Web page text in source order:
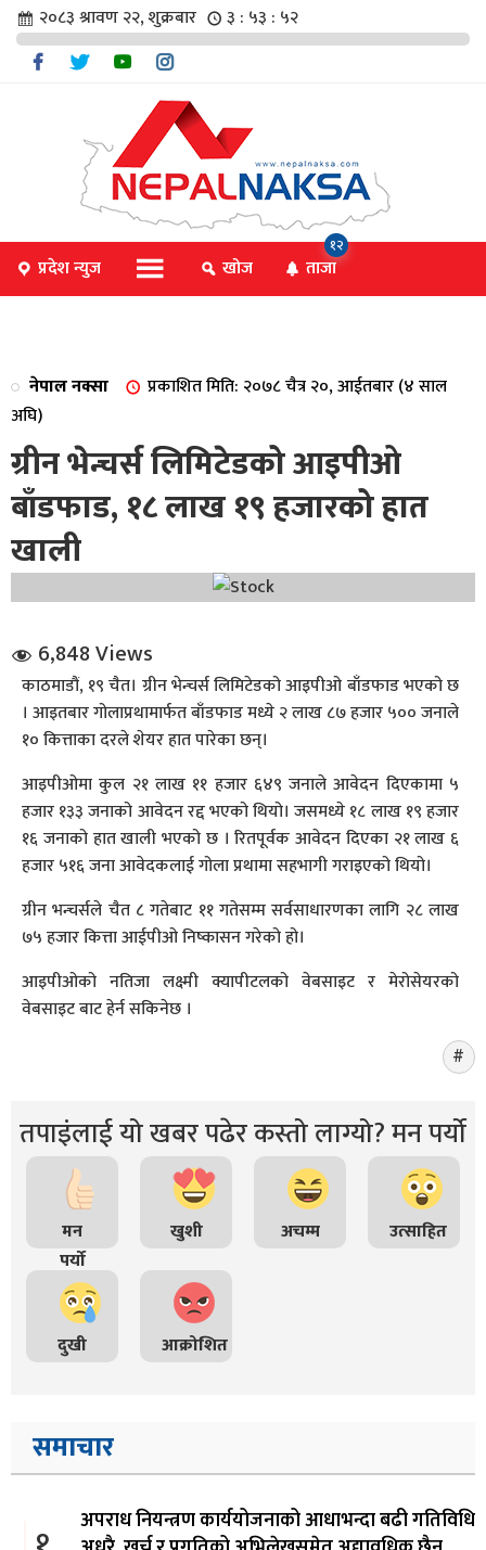
संवाद
२०८३ श्रावण २२, शुक्रबार ३ : ५३ : ५२
प्रदेश न्युज खोज ताजा
१२
नेपाल नक्सा
प्रकाशित मिति: २०७८ चैत्र २०, आईतबार (४ साल
अघि)
ग्रीन भेन्चर्स लिमिटेडको आइपीओ
बाँडफाड, १८ लाख १९ हजारको हात
खाली
6,848 Views
काठमाडौं, १९ चैत। ग्रीन भेन्चर्स लिमिटेडको आइपीओ बाँडफाड भएको छ
। आइतबार गोलाप्रथामार्फत बाँडफाड मध्ये २ लाख ८७ हजार ५०० जनाले
१० कित्ताका दरले शेयर हात पारेका छन्।
आइपीओमा कुल २१ लाख ११ हजार ६४९ जनाले आवेदन दिएकामा ५
हजार १३३ जनाको आवेदन रद्द भएको थियो। जसमध्ये १८ लाख १९ हजार
१६ जनाको हात खाली भएको छ । रितपूर्वक आवेदन दिएका २१ लाख ६
हजार ५१६ जना आवेदकलाई गोला प्रथामा सहभागी गराइएको थियो।
ग्रीन भन्चर्सले चैत ८ गतेबाट ११ गतेसम्म सर्वसाधारणका लागि २८ लाख
७५ हजार कित्ता आईपीओ निष्कासन गरेको हो।
आइपीओको नतिजा लक्ष्मी क्यापीटलको वेबसाइट र मेरोसेयरको
वेबसाइट बाट हेर्न सकिनेछ ।
तपाइंलाई यो खबर पढेर कस्तो लाग्यो? मन पर्यो
मन
पर्यो
खुशी अचम्म उत्साहित
दुखी आक्रोशित
समाचार
अपराध नियन्त्रण कार्ययोजनाको आधाभन्दा बढी गतिविधि